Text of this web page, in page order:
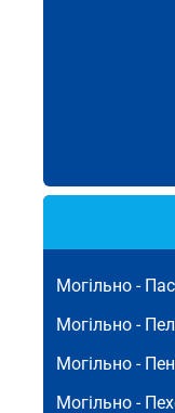
Могільно -
Могільно -
Могільно -
Могільно -